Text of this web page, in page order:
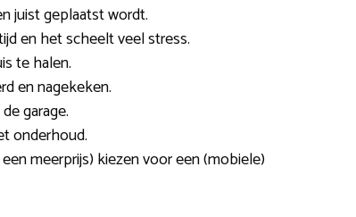
juist geplaatst wordt.
en het scheelt veel stress.
te halen.
en nagekeken.
garage.
onderhoud.
meerprijs) kiezen voor een (mobiele)